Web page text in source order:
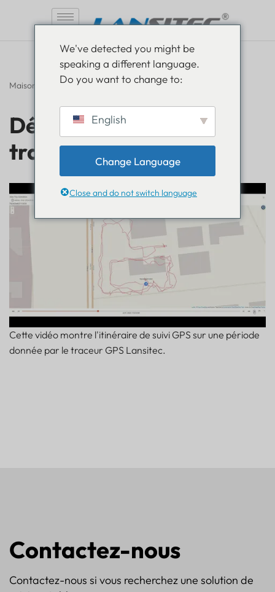
Maison FAQ»Démonstration du traceur GPS LoRaWAN
Démonstration du
traceur GPS LoRaWAN
Cette vidéo montre l'itinéraire de suivi GPS sur une période
donnée par le traceur GPS Lansitec.
Contactez-nous
Contactez-nous si vous recherchez une solution de
We've detected you might be
speaking a different language.
Do you want to change to:
English
Change Language
Close and do not switch language